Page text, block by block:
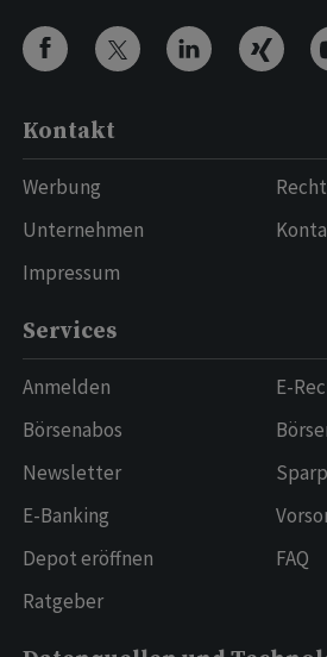
Kontakt
Werbung
Unternehmen
Impressum
Services
Anmelden
Börsenabos
Newsletter
E-Banking
Depot eröffnen
Ratgeber
E-
FAQ